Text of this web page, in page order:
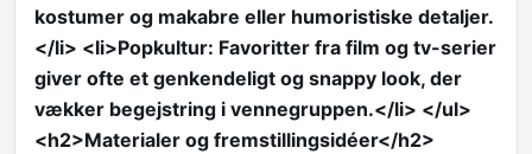
kostumer og makabre eller humoristiske detaljer.
</li> <li>Popkultur: Favoritter fra film og tv-serier
giver ofte et genkendeligt og snappy look, der
vækker begejstring i vennegruppen.</li> </ul>
<h2>Materialer og fremstillingsidéer</h2>